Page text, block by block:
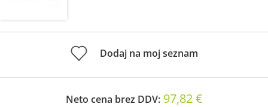
Dodaj na moj seznam
Neto cena brez DDV: 97,82 €